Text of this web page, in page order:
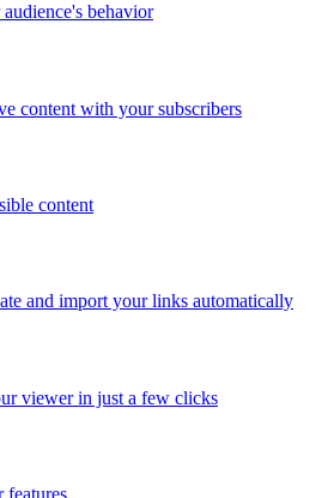
behavior
content with your subscribers
content
and import your links automatically
viewer in just a few clicks